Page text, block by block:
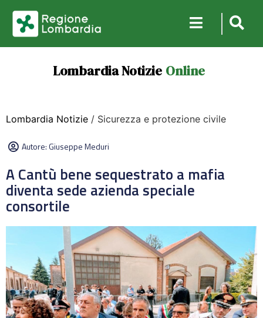
Lombardia Notizie Online
Lombardia Notizie / Sicurezza e protezione civile
Autore:Giuseppe Meduri
A Cantù bene sequestrato a mafia
diventa sede azienda speciale
consortile